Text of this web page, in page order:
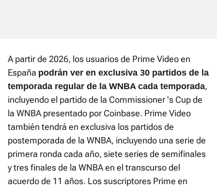
A partir de 2026, los usuarios de Prime Video en
España podrán ver en exclusiva 30 partidos de la
temporada regular de la WNBA cada temporada,
incluyendo el partido de la Commissioner 's Cup de
la WNBA presentado por Coinbase. Prime Video
también tendrá en exclusiva los partidos de
postemporada de la WNBA, incluyendo una serie de
primera ronda cada año, siete series de semifinales
y tres finales de la WNBA en el transcurso del
acuerdo de 11 años. Los suscriptores Prime en